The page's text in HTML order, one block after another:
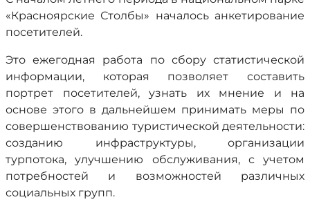
«Красноярские Столбы» началось анкетирование
посетителей.
Это ежегодная работа по сбору статистической
информации, которая позволяет составить
портрет посетителей, узнать их мнение и на
основе этого в дальнейшем принимать меры по
совершенствованию туристической деятельности:
созданию инфраструктуры, организации
турпотока, улучшению обслуживания, с учетом
потребностей и возможностей различных
социальных групп.